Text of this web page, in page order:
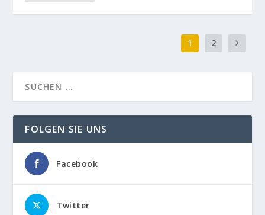
1 2
FOLGEN SIE UNS
Facebook
Twitter